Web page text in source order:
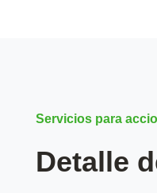
Servicios para
Detalle